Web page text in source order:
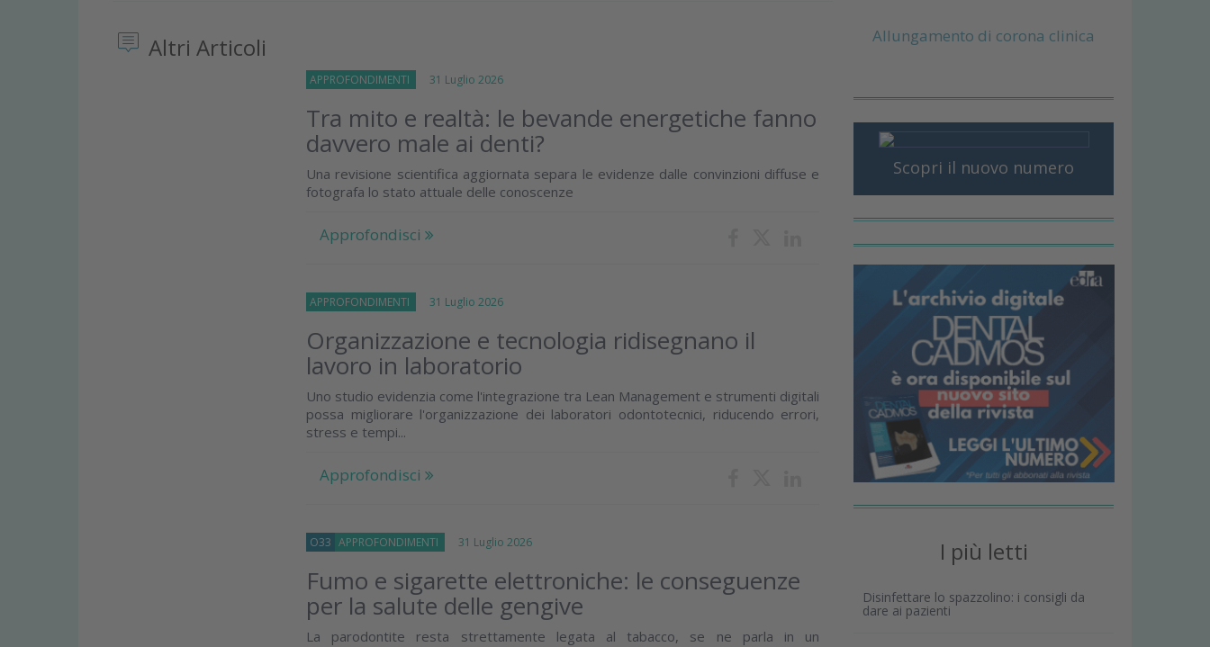
Altri Articoli
APPROFONDIMENTI 31 Luglio 2026
Tra mito e realtà: le bevande energetiche fanno
davvero male ai denti?
Una revisione scientifica aggiornata separa le evidenze dalle convinzioni diffuse e
fotografa lo stato attuale delle conoscenze
Approfondisci
APPROFONDIMENTI 31 Luglio 2026
Organizzazione e tecnologia ridisegnano il
lavoro in laboratorio
Uno studio evidenzia come l'integrazione tra Lean Management e strumenti digitali
possa migliorare l'organizzazione dei laboratori odontotecnici, riducendo errori,
stress e tempi...
Approfondisci
O33 APPROFONDIMENTI 31 Luglio 2026
Fumo e sigarette elettroniche: le conseguenze
per la salute delle gengive
La parodontite resta strettamente legata al tabacco, se ne parla in un
Allungamento di corona clinica
Scopri il nuovo numero
I più letti
Disinfettare lo spazzolino: i consigli da
dare ai pazienti